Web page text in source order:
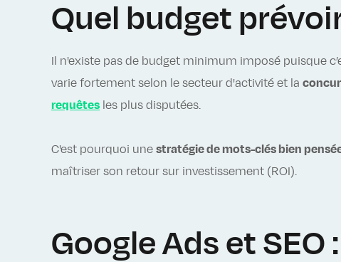
Quel budget
Il n'existe pas de budget minimum imposé puisque
varie fortement selon le secteur d'activité et la
requêtesles plus disputées.
C'est pourquoi une stratégie de mots-clés bien
maîtriser son retour sur investissement (ROI).
Google Ads et